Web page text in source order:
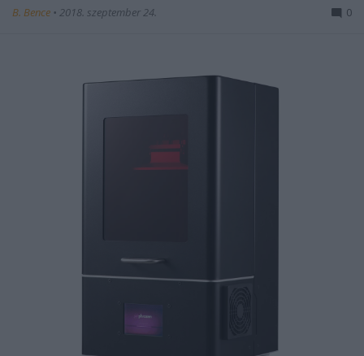
B. Bence • 2018. szeptember 24. 0